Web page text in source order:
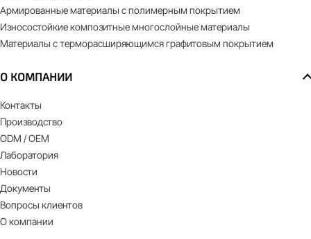
Армированные материалы с полимерным покрытием
Износостойкие композитные многослойные материалы
Материалы с терморасширяющимся графитовым покрытием
О КОМПАНИИ
Контакты
Производство
ODM / OEM
Лаборатория
Новости
Документы
Вопросы клиентов
О компании